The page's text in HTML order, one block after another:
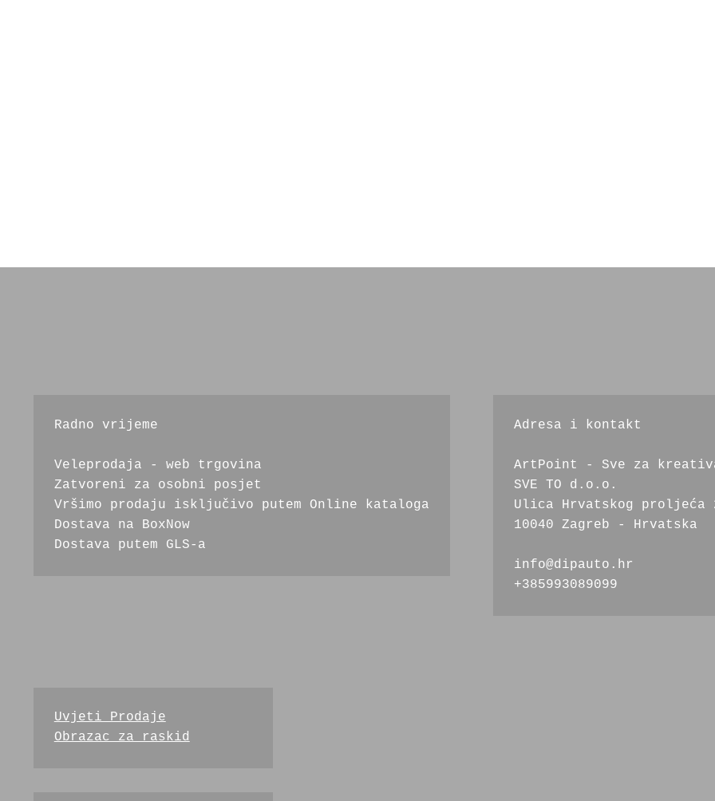
Radno vrijeme
Veleprodaja - web trgovina
Zatvoreni za osobni posjet
Vršimo prodaju isključivo putem Online kataloga
Dostava na BoxNow
Dostava putem GLS-a
Adresa i kontakt
ArtPoint - Sve za
SVE TO d.o.o.
Ulica Hrvatskog proljeća
10040 Zagreb - Hrvatska
info@dipauto.hr
+385993089099
Uvjeti Prodaje
Obrazac za raskid